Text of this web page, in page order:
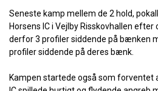
Seneste kamp mellem de 2 hold,
Horsens IC i Vejlby Risskovhallen
derfor 3 profiler siddende på bænken
profiler siddende på deres bænk.
Kampen startede også som forventet